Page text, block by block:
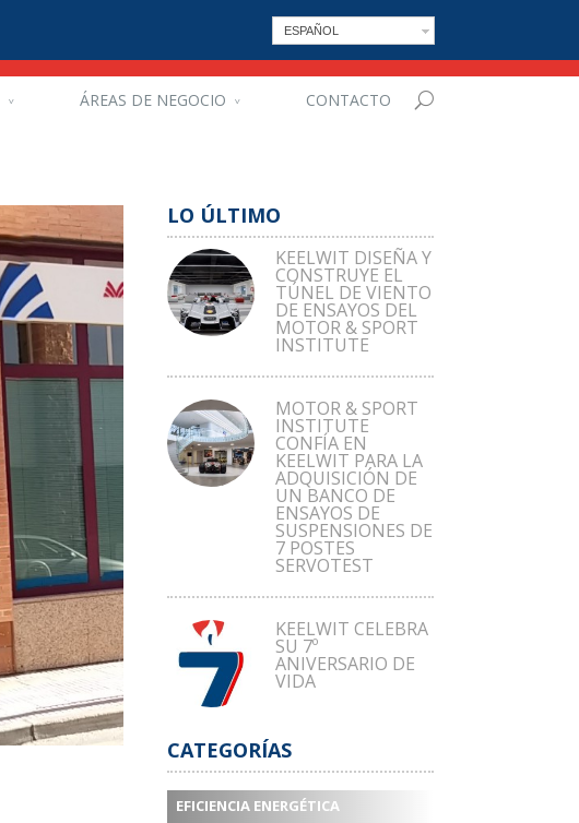
ESPAÑOL
ÁREAS DE NEGOCIO CONTACTO
LO ÚLTIMO
KEELWIT DISEÑA Y
CONSTRUYE EL
TÚNEL DE VIENTO
DE ENSAYOS DEL
MOTOR & SPORT
INSTITUTE
MOTOR & SPORT
INSTITUTE
CONFÍA EN
KEELWIT PARA LA
ADQUISICIÓN DE
UN BANCO DE
ENSAYOS DE
SUSPENSIONES DE
7 POSTES
SERVOTEST
KEELWIT CELEBRA
SU 7º
ANIVERSARIO DE
VIDA
CATEGORÍAS
EFICIENCIA ENERGÉTICA